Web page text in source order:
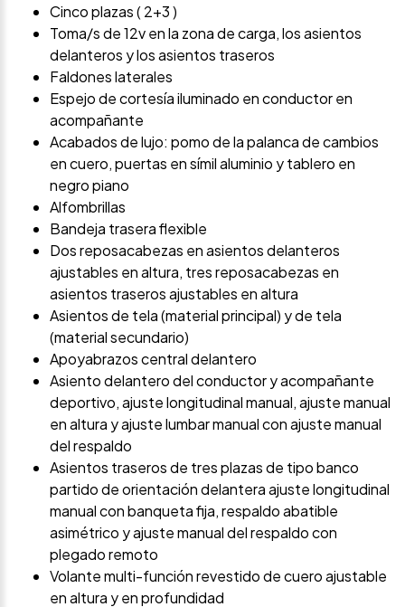
Cinco plazas ( 2+3 )
Toma/s de 12v en la zona de carga, los asientos
delanteros y los asientos traseros
Faldones laterales
Espejo de cortesía iluminado en conductor en
acompañante
Acabados de lujo: pomo de la palanca de cambios
en cuero, puertas en símil aluminio y tablero en
negro piano
Alfombrillas
Bandeja trasera flexible
Dos reposacabezas en asientos delanteros
ajustables en altura, tres reposacabezas en
asientos traseros ajustables en altura
Asientos de tela (material principal) y de tela
(material secundario)
Apoyabrazos central delantero
Asiento delantero del conductor y acompañante
deportivo, ajuste longitudinal manual, ajuste manual
en altura y ajuste lumbar manual con ajuste manual
del respaldo
Asientos traseros de tres plazas de tipo banco
partido de orientación delantera ajuste longitudinal
manual con banqueta fija, respaldo abatible
asimétrico y ajuste manual del respaldo con
plegado remoto
Volante multi-función revestido de cuero ajustable
en altura y en profundidad